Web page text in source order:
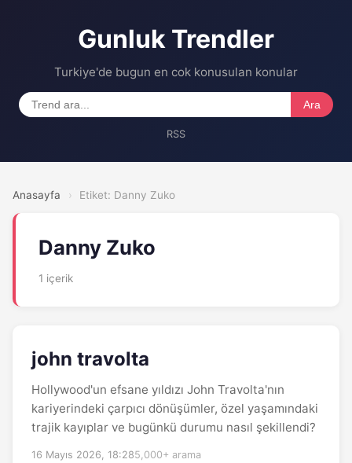
Gunluk Trendler
Turkiye'de bugun en cok konusulan konular
Ara
RSS
Anasayfa › Etiket: Danny Zuko
Danny Zuko
1 içerik
john travolta
Hollywood'un efsane yıldızı John Travolta'nın
kariyerindeki çarpıcı dönüşümler, özel yaşamındaki
trajik kayıplar ve bugünkü durumu nasıl şekillendi?
16 Mayıs 2026, 18:285,000+ arama